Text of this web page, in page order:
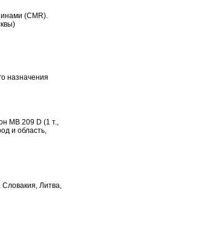
(CMR).
назначения
MB 209 D (1 т.,
и область,
Словакия, Литва,